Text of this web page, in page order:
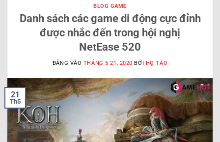
BLOG GAME
Danh sách các game di động cực đỉnh
được nhắc đến trong hội nghị
NetEase 520
ĐĂNG VÀO THÁNG 5 21, 2020 BỞI HỌ TÀO
21
Th5